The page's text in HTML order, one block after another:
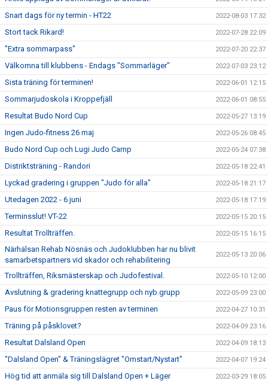
Snart dags för ny termin - HT22 2022-08-03 17:32
Stort tack Rikard! 2022-07-28 22:09
"Extra sommarpass" 2022-07-20 22:37
Välkomna till klubbens - Endags "Sommarläger" 2022-07-03 23:12
Sista träning för terminen! 2022-06-01 12:15
Sommarjudoskola i Kroppefjäll 2022-06-01 08:55
Resultat Budo Nord Cup 2022-05-27 13:19
Ingen Judo-fitness 26 maj 2022-05-26 08:45
Budo Nord Cup och Lugi Judo Camp 2022-05-24 07:38
Distriktsträning - Randori 2022-05-18 22:41
Lyckad gradering i gruppen "Judo för alla" 2022-05-18 21:17
Utedagen 2022 - 6 juni 2022-05-18 17:19
Terminsslut! VT-22 2022-05-15 20:15
Resultat Trollträffen. 2022-05-15 16:15
Närhälsan Rehab Nösnäs och Judoklubben har nu blivit
samarbetspartners vid skador och rehabilitering
2022-05-13 20:06
Trollträffen, Riksmästerskap och Judofestival. 2022-05-10 12:00
Avslutning & gradering knattegrupp och nyb.grupp 2022-05-09 23:00
Paus för Motionsgruppen resten av terminen 2022-04-27 10:31
Träning på påsklovet? 2022-04-09 23:16
Resultat Dalsland Open 2022-04-09 18:13
"Dalsland Open" & Träningslägret "Omstart/Nystart" 2022-04-07 19:24
Hög tid att anmäla sig till Dalsland Open + Läger 2022-03-29 18:05